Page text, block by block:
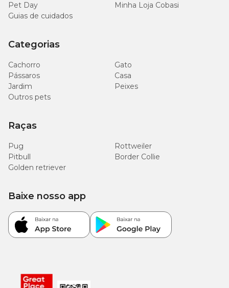
Pet Day
Minha Loja Cobasi
Guias de cuidados
Categorias
Cachorro
Gato
Pássaros
Casa
Jardim
Peixes
Outros pets
Raças
Pug
Rottweiler
Pitbull
Border Collie
Golden retriever
Baixe nosso app